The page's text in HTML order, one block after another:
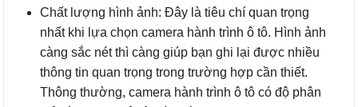
Chất lượng hình ảnh: Đây là tiêu chí quan trọng
nhất khi lựa chọn camera hành trình ô tô. Hình ảnh
càng sắc nét thì càng giúp bạn ghi lại được nhiều
thông tin quan trọng trong trường hợp cần thiết.
Thông thường, camera hành trình ô tô có độ phân